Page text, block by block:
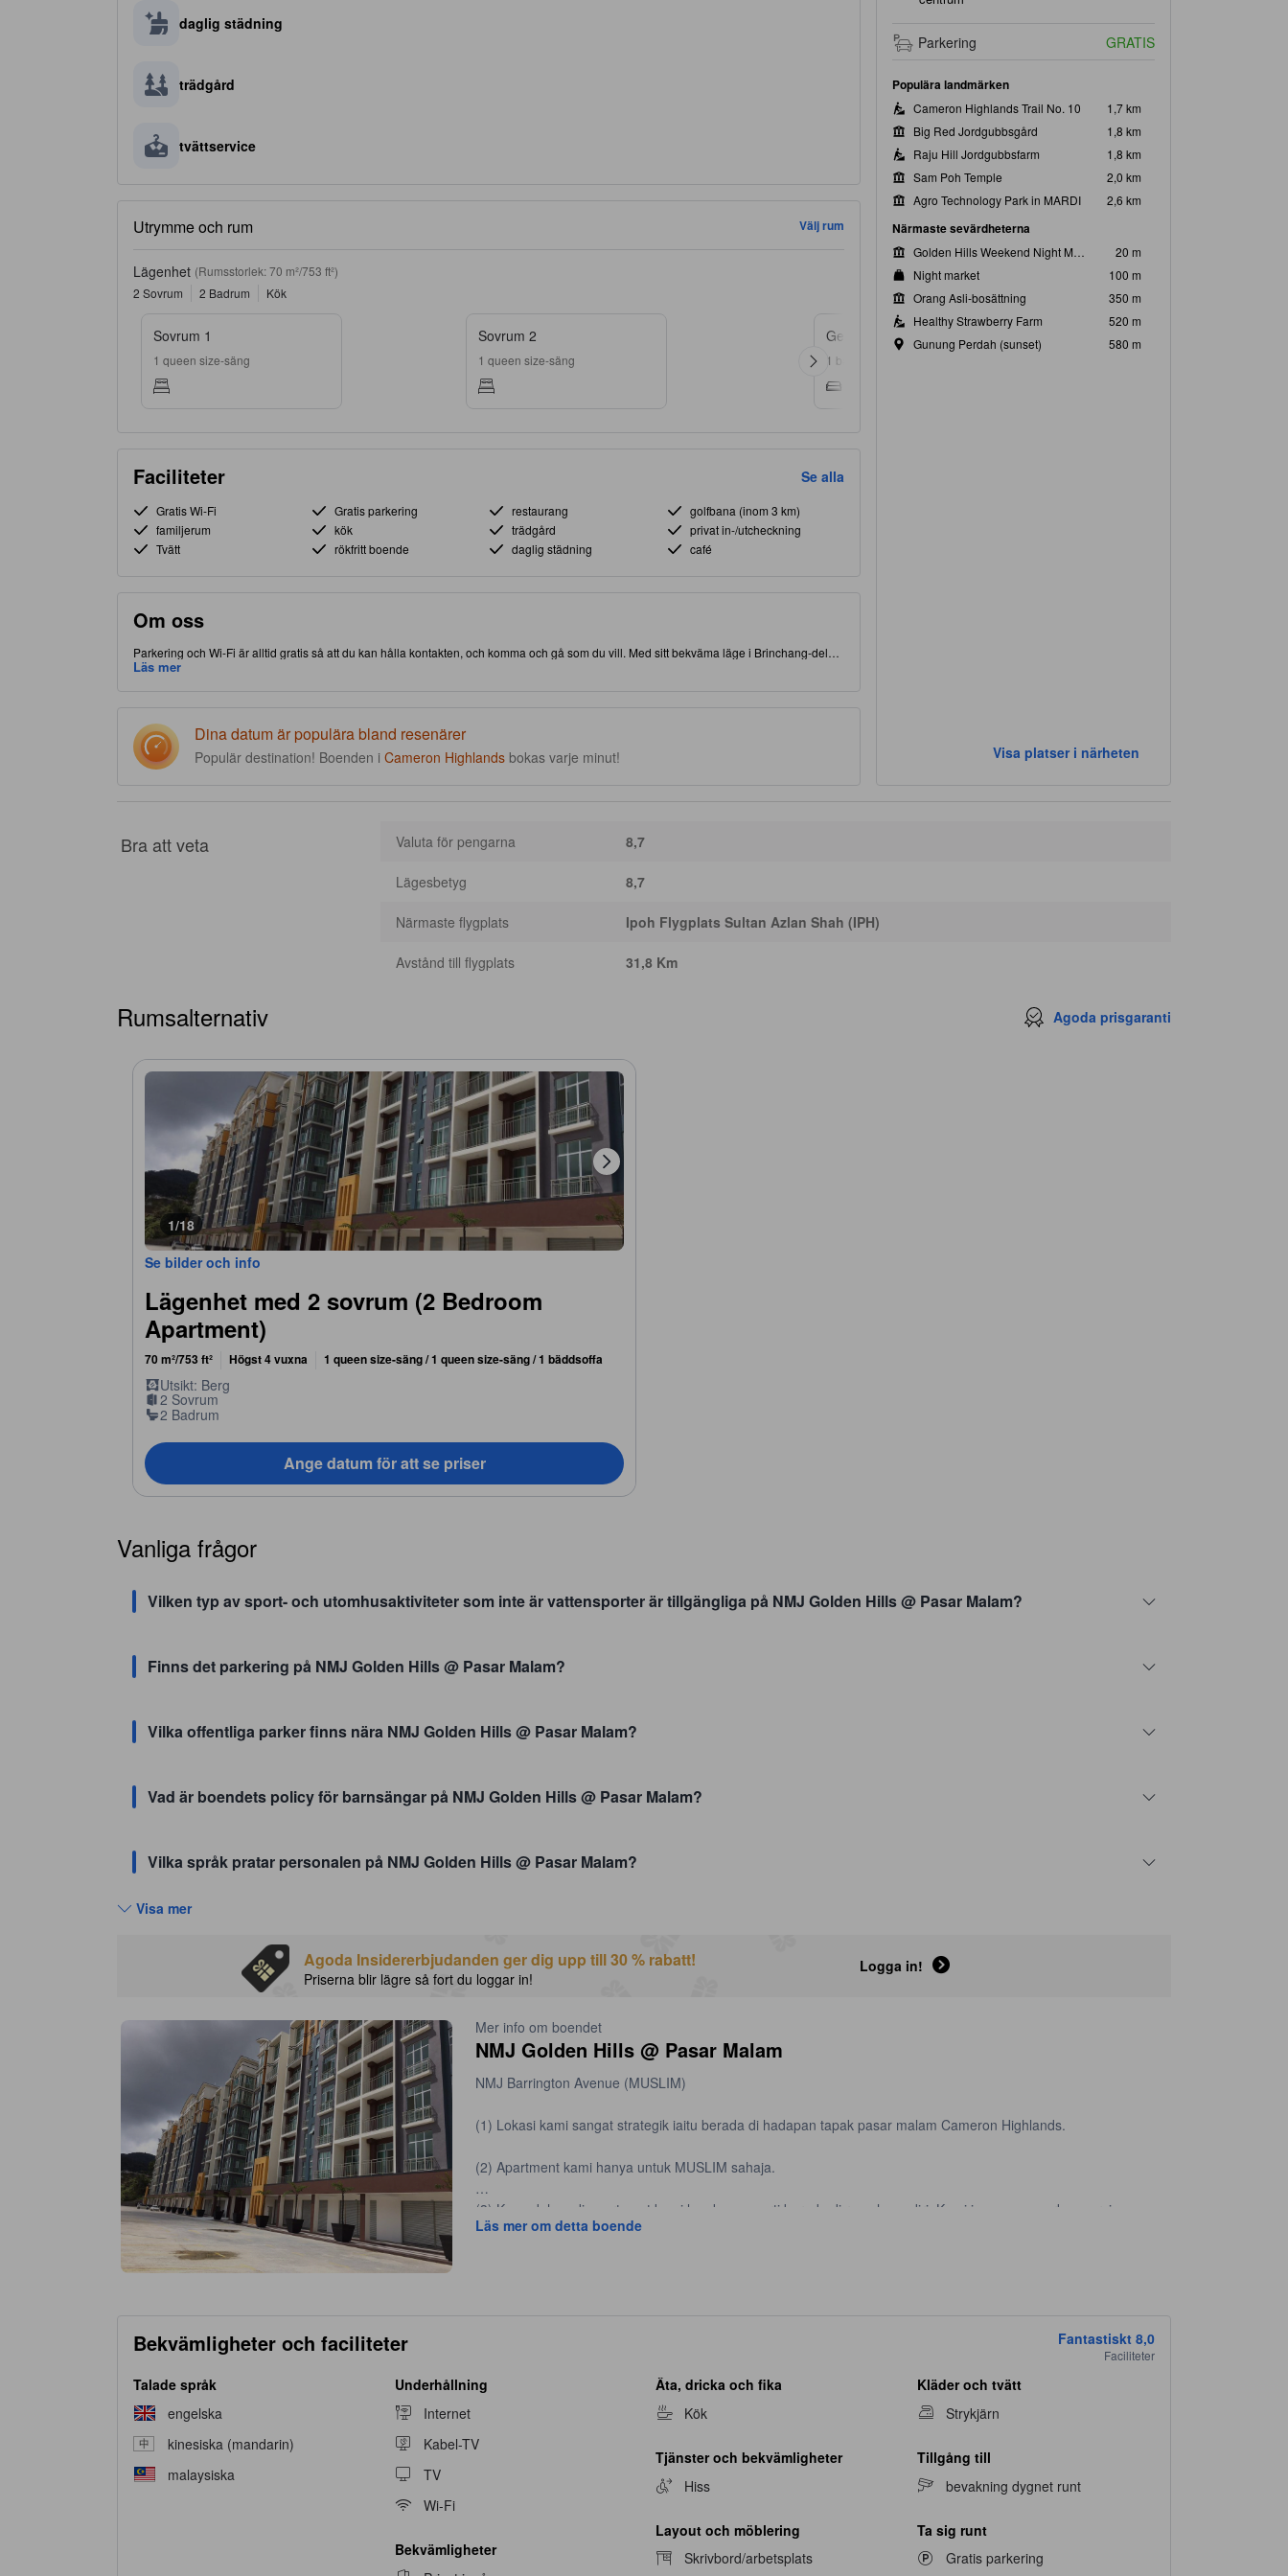
daglig städning
trädgård
tvättservice
Utrymme och rum Välj rum
Lägenhet (Rumsstorlek: 70 m²/753 ft²)
2 Sovrum
2 Badrum Kök
Sovrum 1
1 queen size-säng
Sovrum 2
1 queen size-säng
Gemensamt utrymme
1 bäddsoffa
Faciliteter Se alla
Gratis Wi-Fi Gratis parkering restaurang
golfbana (inom 3 km)
familjerum
kök trädgård
privat in-/utcheckning
Tvätt
rökfritt boende daglig städning café
Om oss
Parkering och Wi-Fi är alltid gratis så att du kan hålla kontakten, och komma och gå som du vill. Med sitt bekväma läge i Brinchang-delen
av Cameron Highlands, gör detta boende att du har nära till både attraktioner och intressanta matställen. Åk inte härifrån förrän du besökt
Läs mer
Dina datum är populära bland resenärer
Populär destination! Boenden i Cameron Highlands bokas varje minut!
Parkering GRATIS
Populära landmärken
Cameron Highlands Trail No. 10
1,7 km
Big Red Jordgubbsgård
1,8 km
Raju Hill Jordgubbsfarm
1,8 km
Sam Poh Temple
2,0 km
Agro Technology Park in MARDI
2,6 km
Närmaste sevärdheterna
Golden Hills Weekend Night Market
20 m
Night market
100 m
Orang Asli-bosättning
350 m
Healthy Strawberry Farm
520 m
Gunung Perdah (sunset)
580 m
Visa platser i närheten
Bra att veta Valuta för pengarna 8,7
Lägesbetyg 8,7
Närmaste flygplats Ipoh Flygplats Sultan Azlan Shah (IPH)
Avstånd till flygplats 31,8 Km
Rumsalternativ Agoda prisgaranti
1/18
Se bilder och info
Lägenhet med 2 sovrum (2 Bedroom
Apartment)
70 m²/753 ft² Högst 4 vuxna 1 queen size-säng / 1 queen size-säng / 1 bäddsoffa
Utsikt: Berg
2 Sovrum
2 Badrum
Ange datum för att se priser
Vanliga frågor
Vilken typ av sport- och utomhusaktiviteter som inte är vattensporter är tillgängliga på NMJ Golden Hills @ Pasar Malam?
Finns det parkering på NMJ Golden Hills @ Pasar Malam?
Vilka offentliga parker finns nära NMJ Golden Hills @ Pasar Malam?
Vad är boendets policy för barnsängar på NMJ Golden Hills @ Pasar Malam?
Vilka språk pratar personalen på NMJ Golden Hills @ Pasar Malam?
Visa mer
Agoda Insidererbjudanden ger dig upp till 30 % rabatt!
Priserna blir lägre så fort du loggar in!
Logga in!
Mer info om boendet
NMJ Golden Hills @ Pasar Malam
NMJ Barrington Avenue (MUSLIM)
(1) Lokasi kami sangat strategik iaitu berada di hadapan tapak pasar malam Cameron Highlands.
(2) Apartment kami hanya untuk MUSLIM sahaja.
(3) Kemudahan di apartment kami lengkap seperti berada di rumah sendiri. Kami juga menawarkan servis
internet secara percuma.
Läs mer om detta boende
Bekvämligheter och faciliteter Fantastiskt 8,0
Faciliteter
Talade språk
engelska
kinesiska (mandarin)
malaysiska
Underhållning
Internet
Kabel-TV
TV
Wi-Fi
Bekvämligheter
Äta, dricka och fika
Kök
Tjänster och bekvämligheter
Hiss
Layout och möblering
Skrivbord/arbetsplats
Kläder och tvätt
Strykjärn
Tillgång till
bevakning dygnet runt
Ta sig runt
Gratis parkering